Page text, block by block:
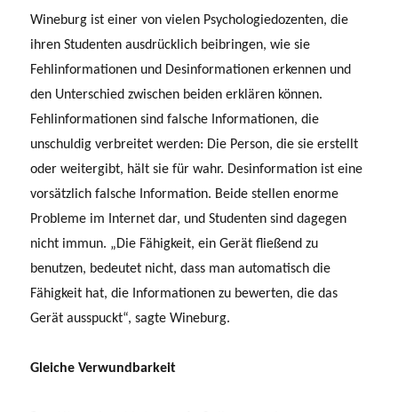
Wineburg ist einer von vielen Psychologiedozenten, die
ihren Studenten ausdrücklich beibringen, wie sie
Fehlinformationen und Desinformationen erkennen und
den Unterschied zwischen beiden erklären können.
Fehlinformationen sind falsche Informationen, die
unschuldig verbreitet werden: Die Person, die sie erstellt
oder weitergibt, hält sie für wahr. Desinformation ist eine
vorsätzlich falsche Information. Beide stellen enorme
Probleme im Internet dar, und Studenten sind dagegen
nicht immun. „Die Fähigkeit, ein Gerät fließend zu
benutzen, bedeutet nicht, dass man automatisch die
Fähigkeit hat, die Informationen zu bewerten, die das
Gerät ausspuckt“, sagte Wineburg.
Gleiche Verwundbarkeit